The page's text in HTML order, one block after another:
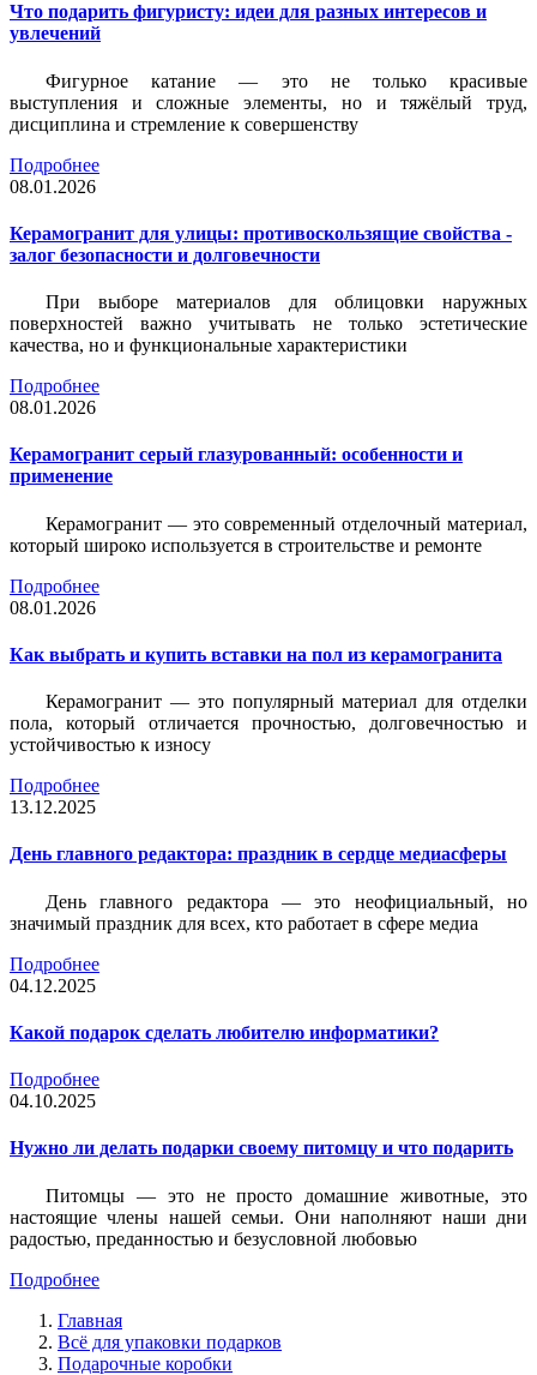
Что подарить фигуристу: идеи для разных интересов и
увлечений
Фигурное катание — это не только красивые
выступления и сложные элементы, но и тяжёлый труд,
дисциплина и стремление к совершенству
Подробнее
08.01.2026
Керамогранит для улицы: противоскользящие свойства -
залог безопасности и долговечности
При выборе материалов для облицовки наружных
поверхностей важно учитывать не только эстетические
качества, но и функциональные характеристики
Подробнее
08.01.2026
Керамогранит серый глазурованный: особенности и
применение
Керамогранит — это современный отделочный материал,
который широко используется в строительстве и ремонте
Подробнее
08.01.2026
Как выбрать и купить вставки на пол из керамогранита
Керамогранит — это популярный материал для отделки
пола, который отличается прочностью, долговечностью и
устойчивостью к износу
Подробнее
13.12.2025
День главного редактора: праздник в сердце медиасферы
День главного редактора — это неофициальный, но
значимый праздник для всех, кто работает в сфере медиа
Подробнее
04.12.2025
Какой подарок сделать любителю информатики?
Подробнее
04.10.2025
Нужно ли делать подарки своему питомцу и что подарить
Питомцы — это не просто домашние животные, это
настоящие члены нашей семьи. Они наполняют наши дни
радостью, преданностью и безусловной любовью
Подробнее
Главная
Всё для упаковки подарков
Подарочные коробки